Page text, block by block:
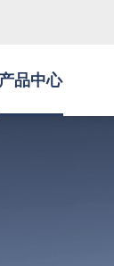
产品中心